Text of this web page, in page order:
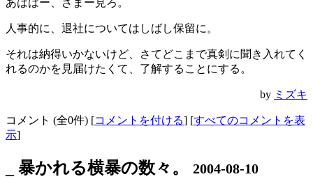
あははー、ざまー見ろ。
人事的に、退社についてはしばし保留に。
それは納得いかないけど、さてどこまで真剣に聞き入れてく
れるのかを見届けたくて、了解することにする。
by ミズキ
コメント (全0件) [コメントを付ける] [すべてのコメントを表
示]
暴かれる横暴の数々。 2004-08-10